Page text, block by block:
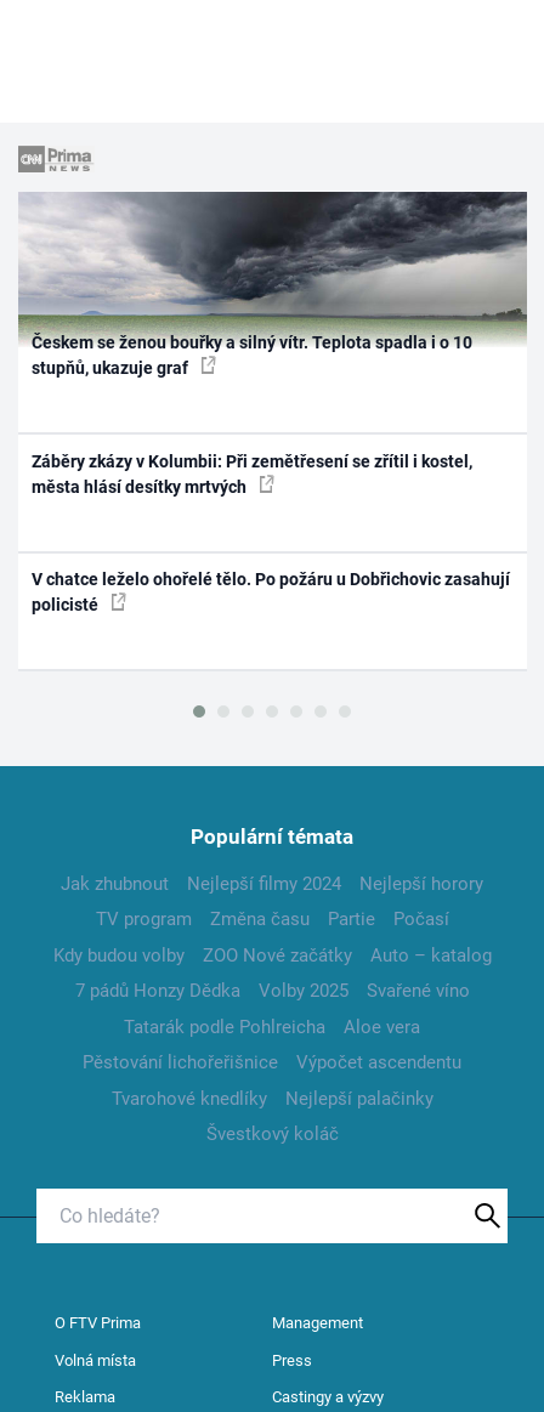
Českem se ženou bouřky a silný vítr. Teplota spadla i o 10
stupňů, ukazuje graf
Záběry zkázy v Kolumbii: Při zemětřesení se zřítil i kostel,
města hlásí desítky mrtvých
V chatce leželo ohořelé tělo. Po požáru u Dobřichovic zasahují
policisté
Populární témata
Jak zhubnout Nejlepší filmy 2024
Nejlepší horory
TV program
Změna času Partie
Počasí
Kdy budou volby
ZOO Nové začátky
Auto – katalog
7 pádů Honzy Dědka
Volby 2025
Svařené víno
Tatarák podle Pohlreicha
Aloe vera
Pěstování lichořeřišnice
Výpočet ascendentu
Tvarohové knedlíky
Nejlepší palačinky
Švestkový koláč
O FTV Prima Management
Volná místa Press
Reklama Castingy a výzvy